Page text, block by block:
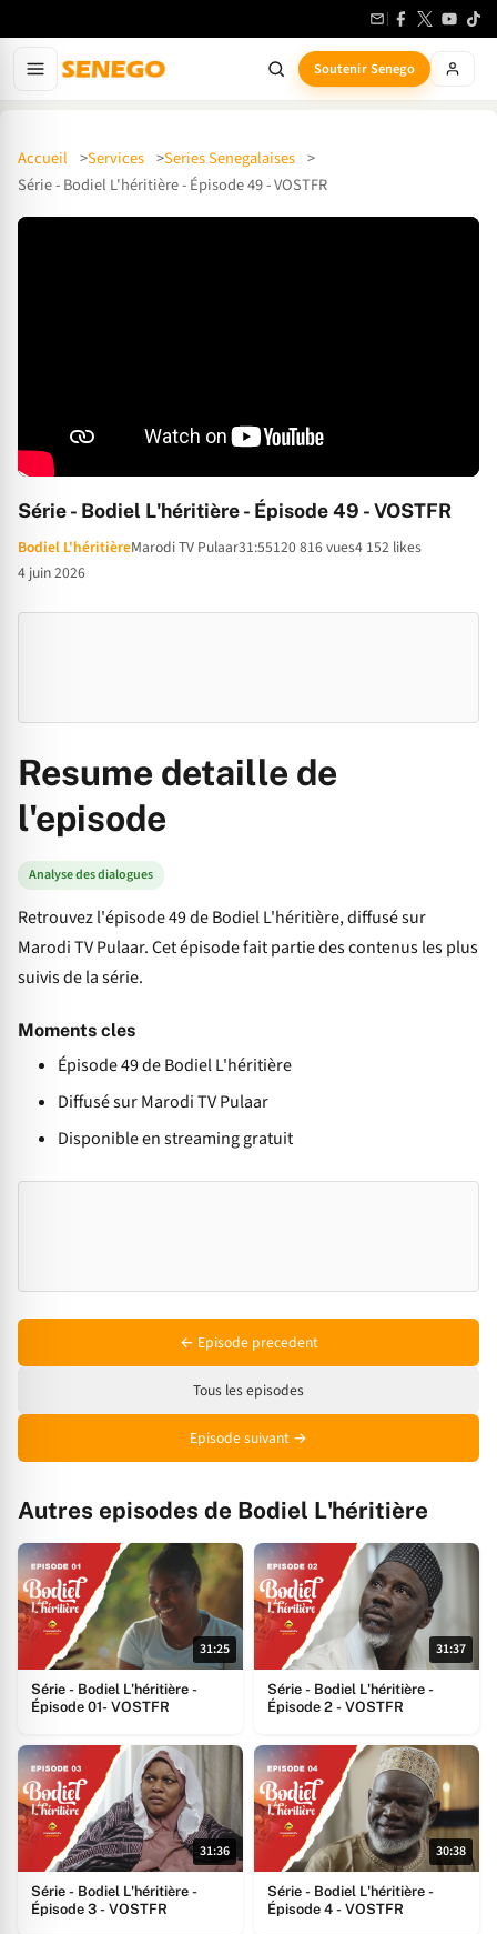
Soutenir Senego
Accueil Services
Series Senegalaises
Série - Bodiel L'héritière - Épisode 49 - VOSTFR
Série - Bodiel L'héritière - Épisode 49 - VOSTFR
Bodiel L'héritièreMarodi TV Pulaar31:55120 816 vues4 152 likes
4 juin 2026
Resume detaille de
l'episode
Analyse des dialogues
Retrouvez l'épisode 49 de Bodiel L'héritière, diffusé sur
Marodi TV Pulaar. Cet épisode fait partie des contenus les plus
suivis de la série.
Moments cles
Épisode 49 de Bodiel L'héritière
Diffusé sur Marodi TV Pulaar
Disponible en streaming gratuit
← Episode precedent
Tous les episodes
Episode suivant →
Autres episodes de Bodiel L'héritière
31:25
Série - Bodiel L'héritière -
Épisode 01- VOSTFR
31:37
Série - Bodiel L'héritière -
Épisode 2 - VOSTFR
31:36
Série - Bodiel L'héritière -
Épisode 3 - VOSTFR
30:38
Série - Bodiel L'héritière -
Épisode 4 - VOSTFR